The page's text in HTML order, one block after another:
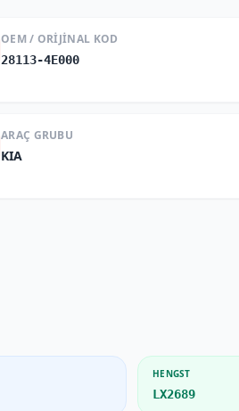
OEM / ORIJINAL KOD
28113-4E000
ARAÇ GRUBU
KIA
HENGST
LX2689